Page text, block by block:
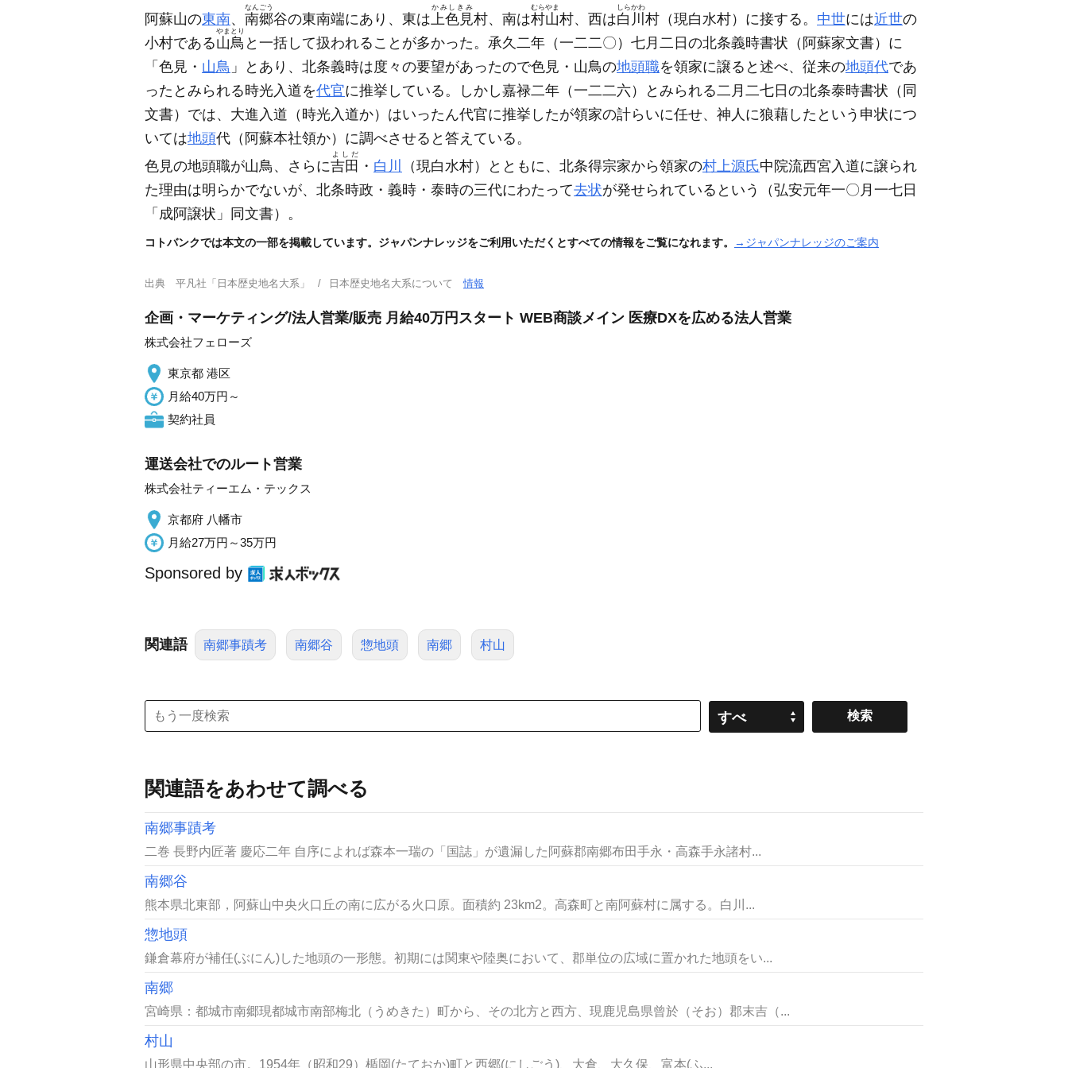
阿蘇山の東南、 南郷
なんごう
谷の東南端にあり、東は上色見
かみしきみ
村、南は村山
むらやま
村、西は白川
しらかわ
村 （現白水村） に接する。 中世には近世の
小村である山鳥
やまとり
と一括して扱われることが多かった。承久二年 （一二二〇） 七月二日の北条義時書状 （阿蘇家文書） に
「色見・ 山鳥 」とあり、北条義時は度々の要望があったので色見・山鳥の地頭職を領家に譲ると述べ、従来の地頭代であ
ったとみられる時光入道を代官に推挙している。しかし嘉禄二年 （一二二六） とみられる二月二七日の北条泰時書状 （同
文書） では、大進入道 （時光入道か） はいったん代官に推挙したが領家の計らいに任せ、神人に狼藉したという申状につ
いては地頭代 （阿蘇本社領か） に調べさせると答えている。
色見の地頭職が山鳥、さらに吉田
よしだ
・ 白川 （現白水村） とともに、北条得宗家から領家の村上源氏中院流西宮入道に譲られ
た理由は明らかでないが、北条時政・義時・泰時の三代にわたって去状が発せられているという
（弘安元年一〇月一七日
「成阿譲状」同文書） 。
コトバンクでは本文の一部を掲載しています。ジャパンナレッジをご利用いただくとすべての情報をご覧になれます。 →ジャパンナレッジのご案内
出典 平凡社「日本歴史地名大系」 日本歴史地名大系について情報
企画・マーケティング/法人営業/販売 月給40万円スタート WEB商談メイン 医療DXを広める法人営業
株式会社フェローズ
東京都 港区
月給40万円～
契約社員
運送会社でのルート営業
株式会社ティーエム・テックス
京都府 八幡市
月給27万円～35万円
Sponsored by
関連語 南郷事蹟考 南郷谷 惣地頭 南郷 村山
すべ
関連語をあわせて調べる
南郷事蹟考
二巻 長野内匠著 慶応二年 自序によれば森本一瑞の「国誌」が遺漏した阿蘇郡南郷布田手永・高森手永諸村...
南郷谷
熊本県北東部，阿蘇山中央火口丘の南に広がる火口原。面積約 23km2。高森町と南阿蘇村に属する。白川...
惣地頭
鎌倉幕府が補任(ぶにん)した地頭の一形態。初期には関東や陸奥において、郡単位の広域に置かれた地頭をい...
南郷
宮崎県：都城市南郷現都城市南部梅北（うめきた）町から、その北方と西方、現鹿児島県曾於（そお）郡末吉（...
村山
山形県中央部の市。1954年（昭和29）楯岡(たておか)町と西郷(にしごう)、大倉、大久保、富本(ふ...